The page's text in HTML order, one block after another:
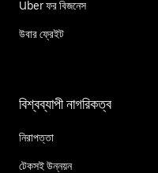
Uber ফর বিজনেস
উবার ফ্রেইট
বিশ্বব্যাপী নাগরিকত্ব
নিরাপত্তা
টেকসই উন্নয়ন